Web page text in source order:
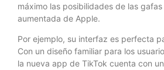
máximo las posibilidades de las
aumentada de Apple.
Por ejemplo, su interfaz es perfecta
Con un diseño familiar para los
la nueva app de TikTok cuenta con